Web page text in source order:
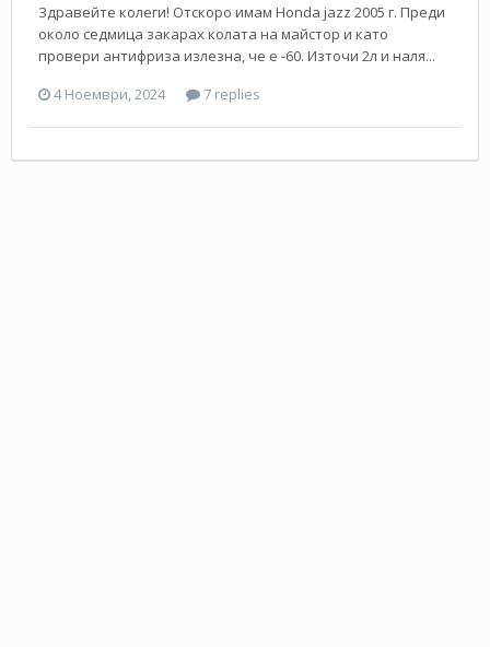
Здравейте колеги! Отскоро имам Honda jazz 2005 г. Преди
около седмица закарах колата на майстор и като
провери антифриза излезна, че е -60. Източи 2л и наля...
4 Ноември, 2024
7 replies